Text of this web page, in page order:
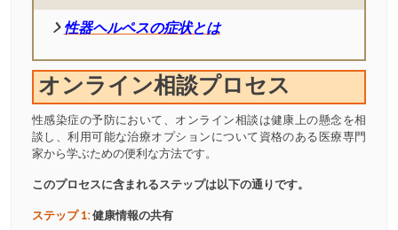
性器ヘルペスの症状とは
オンライン相談プロセス
性感染症の予防において、オンライン相談は健康上の懸念を相
談し、利用可能な治療オプションについて資格のある医療専門
家から学ぶための便利な方法です。
このプロセスに含まれるステップは以下の通りです。
ステップ 1:健康情報の共有